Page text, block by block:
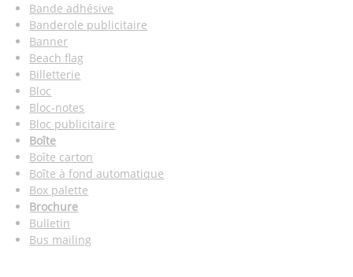
Bande adhésive
Banderole publicitaire
Banner
Beach flag
Billetterie
Bloc
Bloc-notes
Bloc publicitaire
Boîte
Boîte carton
Boîte à fond automatique
Box palette
Brochure
Bulletin
Bus mailing